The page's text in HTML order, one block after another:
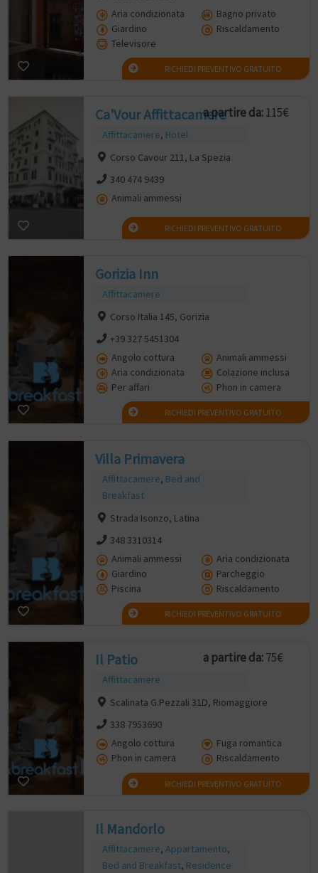
Aria condizionata
Bagno privato
Giardino
Riscaldamento
Televisore
RICHIEDI PREVENTIVO GRATUITO
Ca'Vour Affittacamere
Affittacamere, Hotel
a partire da:115€
Corso Cavour 211, La Spezia
340 474 9439
Animali ammessi
RICHIEDI PREVENTIVO GRATUITO
Gorizia Inn
Affittacamere
Corso Italia 145, Gorizia
+39 327 5451304
Angolo cottura
Animali ammessi
Aria condizionata
Colazione inclusa
Per affari
Phon in camera
RICHIEDI PREVENTIVO GRATUITO
Villa Primavera
Affittacamere, Bed and
Breakfast
Strada Isonzo, Latina
348 3310314
Animali ammessi
Aria condizionata
Giardino
Parcheggio
Piscina
Riscaldamento
RICHIEDI PREVENTIVO GRATUITO
Il Patio
Affittacamere
a partire da:75€
Scalinata G.Pezzali 31D, Riomaggiore
338 7953690
Angolo cottura
Fuga romantica
Phon in camera
Riscaldamento
RICHIEDI PREVENTIVO GRATUITO
Il Mandorlo
Affittacamere, Appartamento,
Bed and Breakfast, Residence